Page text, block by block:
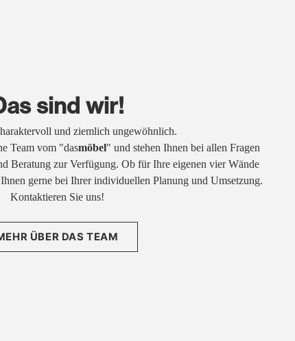
sind wir!
und ziemlich ungewöhnlich.
Team vom "dasmöbel" und stehen Ihnen bei allen Fragen
Beratung zur Verfügung. Ob für Ihre eigenen vier Wände
gerne bei Ihrer individuellen Planung und Umsetzung.
Kontaktieren Sie uns!
ÜBER DAS TEAM